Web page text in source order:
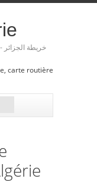
Plan et cartes des villes Algérienne - خريطة الجزائر
carte routière